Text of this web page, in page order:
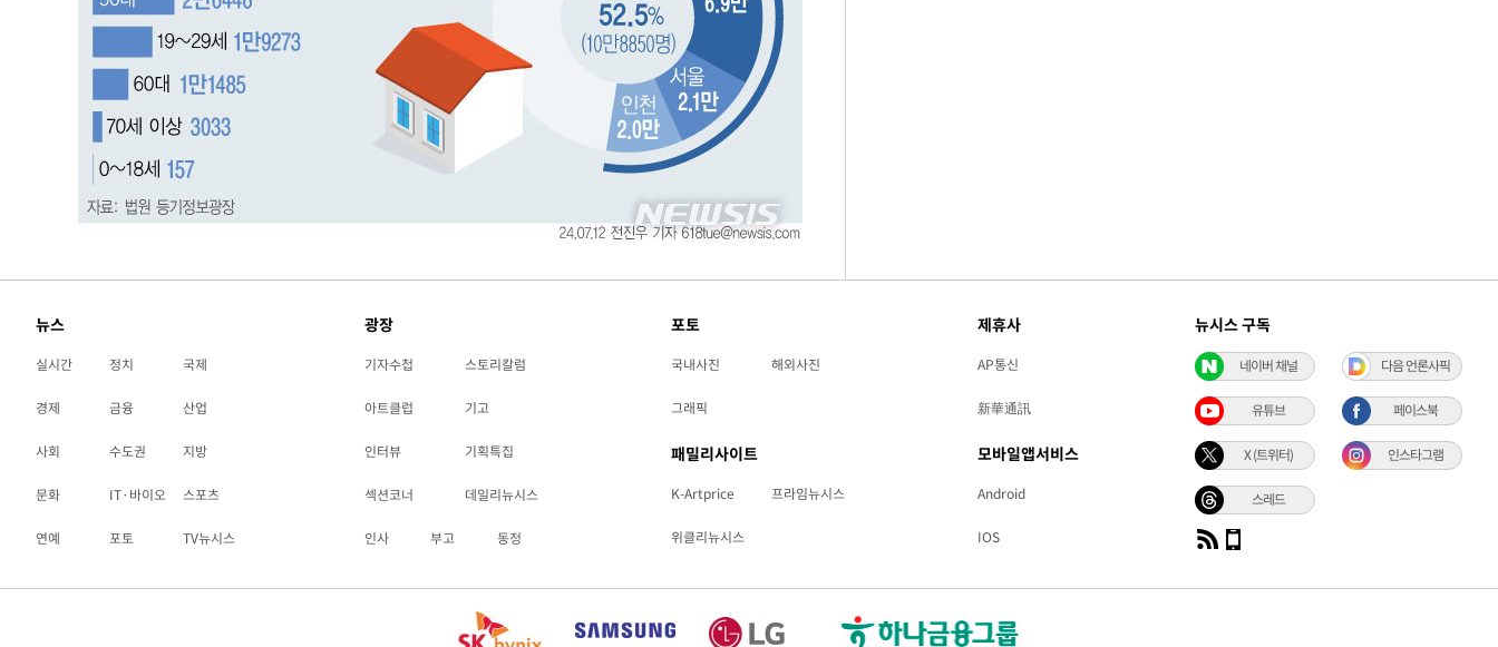
-3079초 전 >[속보]경찰·노동부, HL만도 평택사업장 끼임 사망 관련 압수수색
뉴스
실시간 정치 국제
경제 금융 산업
사회 수도권 지방
문화 IT·바이오 스포츠
연예 포토 TV뉴시스
광장
기자수첩 스토리칼럼
아트클럽 기고
인터뷰 기획특집
섹션코너 데일리뉴시스
인사 부고 동정
포토
국내사진 해외사진
그래픽
패밀리사이트
K-Artprice 프라임뉴시스
위클리뉴시스
제휴사
AP통신
新華通訊
모바일앱서비스
Android
IOS
뉴시스 구독
네이버 채널 다음 언론사픽
유튜브 페이스북
X (트위터) 인스타그램
스레드